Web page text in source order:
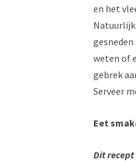
en het
weten of
gebrek
Serveer
Eet
Dit